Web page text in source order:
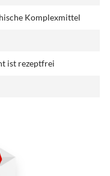
Komplexmittel
ist rezeptfrei